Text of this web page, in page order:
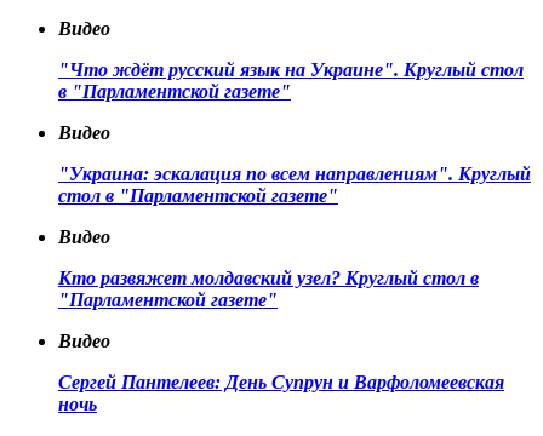
Видео
"Что ждёт русский язык на Украине". Круглый стол
в "Парламентской газете"
Видео
"Украина: эскалация по всем направлениям". Круглый
стол в "Парламентской газете"
Видео
Кто развяжет молдавский узел? Круглый стол в
"Парламентской газете"
Видео
Сергей Пантелеев: День Супрун и Варфоломеевская
ночь